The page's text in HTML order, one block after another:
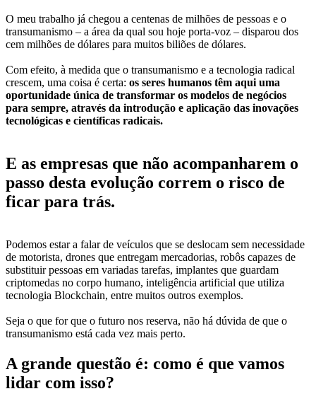
O meu trabalho já chegou a centenas de milhões de pessoas e o
transumanismo – a área da qual sou hoje porta-voz – disparou dos
cem milhões de dólares para muitos biliões de dólares.
Com efeito, à medida que o transumanismo e a tecnologia radical
crescem, uma coisa é certa: os seres humanos têm aqui uma
oportunidade única de transformar os modelos de negócios
para sempre, através da introdução e aplicação das inovações
tecnológicas e científicas radicais.
E as empresas que não acompanharem o
passo desta evolução correm o risco de
ficar para trás.
Podemos estar a falar de veículos que se deslocam sem necessidade
de motorista, drones que entregam mercadorias, robôs capazes de
substituir pessoas em variadas tarefas, implantes que guardam
criptomedas no corpo humano, inteligência artificial que utiliza
tecnologia Blockchain, entre muitos outros exemplos.
Seja o que for que o futuro nos reserva, não há dúvida de que o
transumanismo está cada vez mais perto.
A grande questão é: como é que vamos
lidar com isso?